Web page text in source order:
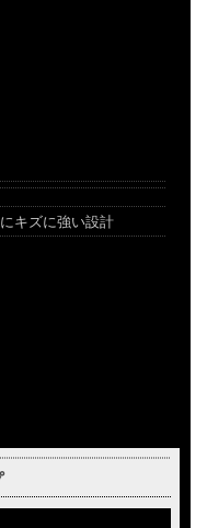
キズに強い設計